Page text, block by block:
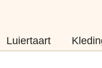
Luiertaart